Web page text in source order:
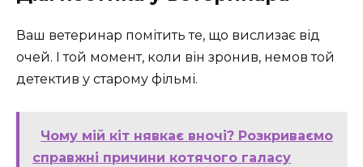
Ваш ветеринар помітить те, що вислизає від
очей. І той момент, коли він зронив, немов той
детектив у старому фільмі.
Чому мій кіт нявкає вночі? Розкриваємо
справжні причини котячого галасу